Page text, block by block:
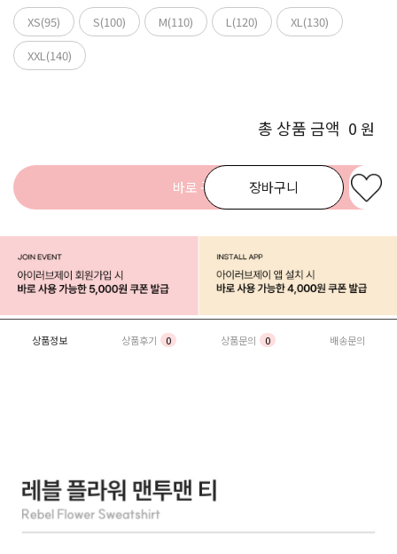
XS(95)
S(100) M(110) L(120)
XL(130)
XXL(140)
총 상품 금액 0 원
장바구니
바로 구매
상품정보 상품후기 0 상품문의 0 배송문의